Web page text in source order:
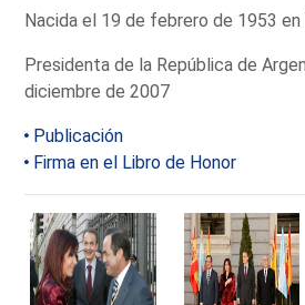
Nacida el 19 de febrero de 1953 en
Presidenta de la República de
diciembre de 2007
Publicación
Firma en el Libro de Honor